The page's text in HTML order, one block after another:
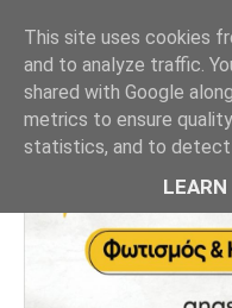
This site uses cookies
and to analyze traffic.
shared with Google
metrics to ensure
statistics, and to detect
LEARN